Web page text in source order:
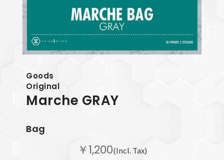
Goods
Original
Marche GRAY
Bag
￥1,200(Incl. Tax)